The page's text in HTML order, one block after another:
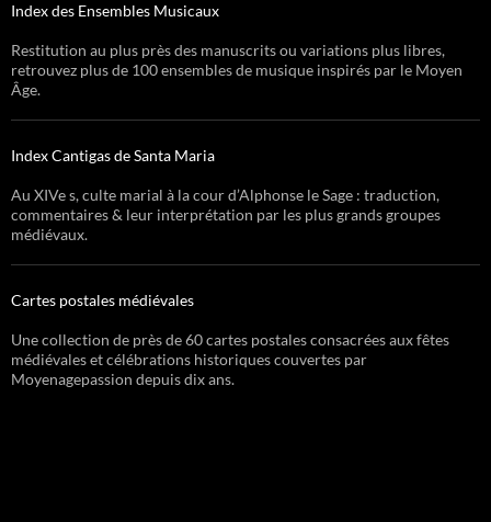
Index des Ensembles Musicaux
Restitution au plus près des manuscrits ou variations plus libres,
retrouvez plus de 100 ensembles de musique inspirés par le Moyen
Âge.
Index Cantigas de Santa Maria
Au XIVe s, culte marial à la cour d’Alphonse le Sage : traduction,
commentaires & leur interprétation par les plus grands groupes
médiévaux.
Cartes postales médiévales
Une collection de près de 60 cartes postales consacrées aux fêtes
médiévales et célébrations historiques couvertes par
Moyenagepassion depuis dix ans.